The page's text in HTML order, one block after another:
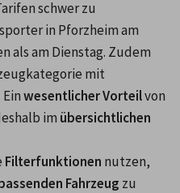
schwer zu
in Pforzheim am
als am Dienstag. Zudem
mit
wesentlicher Vorteil von
im übersichtlichen
Filterfunktionen nutzen,
Fahrzeug zu